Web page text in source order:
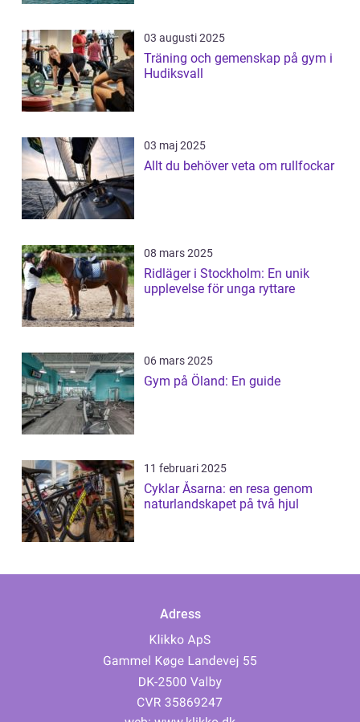
03 augusti 2025
Träning och gemenskap på gym i
Hudiksvall
03 maj 2025
Allt du behöver veta om rullfockar
08 mars 2025
Ridläger i Stockholm: En unik
upplevelse för unga ryttare
06 mars 2025
Gym på Öland: En guide
11 februari 2025
Cyklar Åsarna: en resa genom
naturlandskapet på två hjul
Adress